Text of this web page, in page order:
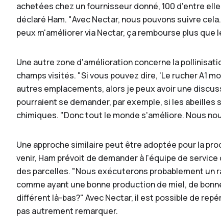
achetées chez un fournisseur donné, 100 d'entre
déclaré Ham. "Avec Nectar, nous pouvons suivre
peux m'améliorer via Nectar, ça rembourse plus que
Une autre zone d'amélioration concerne la
champs visités. "Si vous pouvez dire, 'Le rucher A1
autres emplacements, alors je peux avoir une
pourraient se demander, par exemple, si les
chimiques. "Donc tout le monde s'améliore. Nous
Une approche similaire peut être adoptée pour la
venir, Ham prévoit de demander à l'équipe de
des parcelles. "Nous exécuterons probablement
comme ayant une bonne production de miel, de
différent là-bas?" Avec Nectar, il est possible de
pas autrement remarquer.